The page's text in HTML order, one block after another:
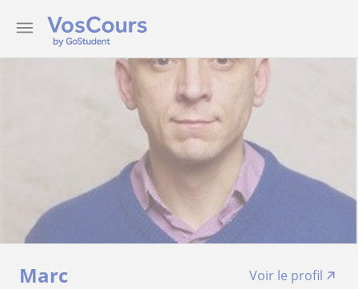
Marc
Voir le profil